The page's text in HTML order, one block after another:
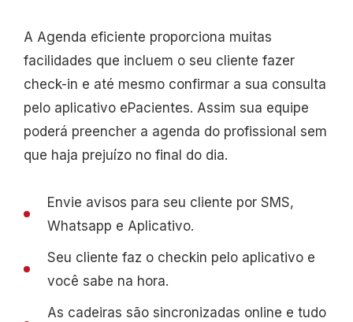
A Agenda eficiente proporciona muitas
facilidades que incluem o seu cliente fazer
check-in e até mesmo confirmar a sua consulta
pelo aplicativo ePacientes. Assim sua equipe
poderá preencher a agenda do profissional sem
que haja prejuízo no final do dia.
Envie avisos para seu cliente por SMS,
Whatsapp e Aplicativo.
Seu cliente faz o checkin pelo aplicativo e
você sabe na hora.
As cadeiras são sincronizadas online e tudo